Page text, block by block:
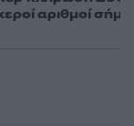
αριθμοί